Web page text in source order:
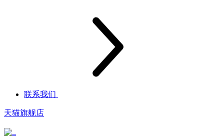
联系我们
天猫旗舰店